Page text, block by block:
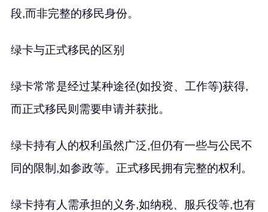
段,而非完整的移民身份。
绿卡与正式移民的区别
绿卡常常是经过某种途径(如投资、工作等)获得,
而正式移民则需要申请并获批。
绿卡持有人的权利虽然广泛,但仍有一些与公民不
同的限制,如参政等。正式移民拥有完整的权利。
绿卡持有人需承担的义务,如纳税、服兵役等,也有